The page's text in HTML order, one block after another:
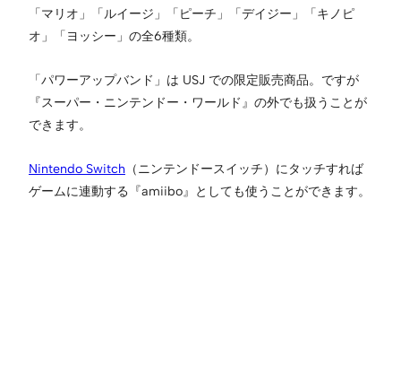
「マリオ」「ルイージ」「ピーチ」「デイジー」「キノピ
オ」「ヨッシー」の全6種類。
「パワーアップバンド」は USJ での限定販売商品。ですが
『スーパー・ニンテンドー・ワールド』の外でも扱うことが
できます。
Nintendo Switch （ニンテンドースイッチ）にタッチすれば
ゲームに連動する『amiibo』としても使うことができます。